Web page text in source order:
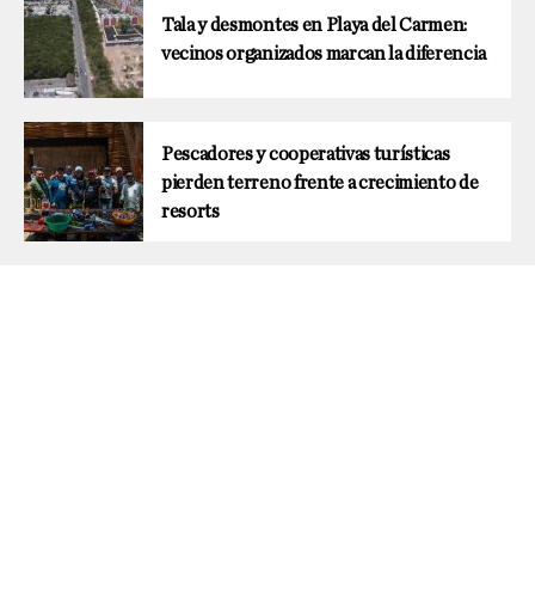
Tala y desmontes en Playa del Carmen:
vecinos organizados marcan la diferencia
Pescadores y cooperativas turísticas
pierden terreno frente a crecimiento de
resorts